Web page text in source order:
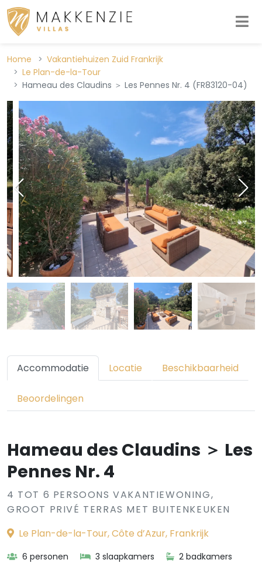
Home
Vakantiehuizen Zuid Frankrijk
Le Plan-de-la-Tour
Hameau des Claudins ＞ Les Pennes Nr. 4 (FR83120-04)
Accommodatie Locatie Beschikbaarheid
Beoordelingen
Hameau des Claudins ＞ Les
Pennes Nr. 4
4 TOT 6 PERSOONS VAKANTIEWONING,
GROOT PRIVÉ TERRAS MET BUITENKEUKEN
Le Plan-de-la-Tour, Côte d’Azur, Frankrijk
6 personen 3 slaapkamers
2 badkamers